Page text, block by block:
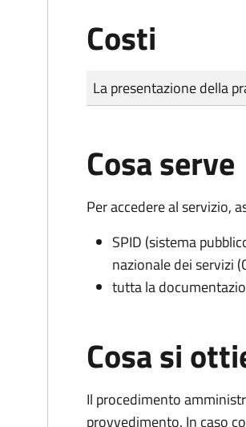
Costi
Tipo di pagamento
Importo
La presentazione della
Cosa serve
Per accedere al servizio,
SPID (sistema
nazionale dei servizi
tutta la
Cosa si
Il procedimento
provvedimento. In caso